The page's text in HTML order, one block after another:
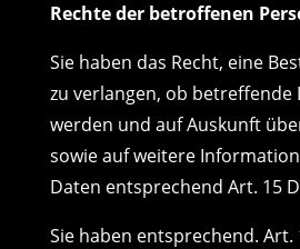
Rechte der betroffenen
Sie haben das Recht, eine
zu verlangen, ob
werden und auf Auskunft
sowie auf weitere
Daten entsprechend Art. 15
Sie haben entsprechend. Art.